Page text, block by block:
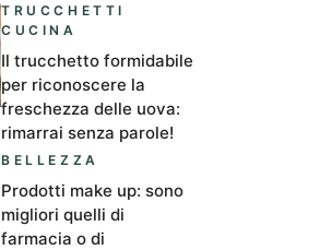
TRUCCHETTI
CUCINA
Il trucchetto formidabile
per riconoscere la
freschezza delle uova:
rimarrai senza parole!
BELLEZZA
Prodotti make up: sono
migliori quelli di
farmacia o di